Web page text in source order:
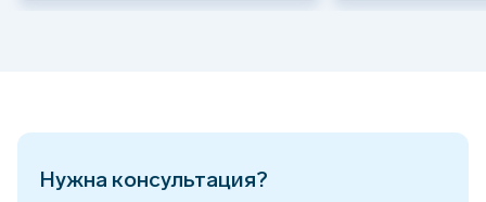
Нужна консультация?